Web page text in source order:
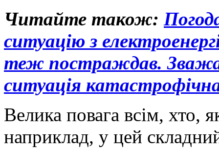
Читайте також:
ситуацію з
теж постраждав.
ситуація
Велика повага всім, хто,
наприклад, у цей